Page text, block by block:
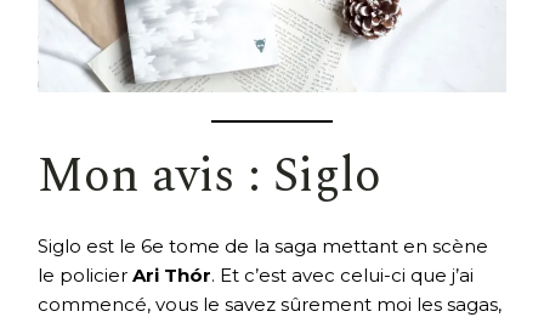
Mon avis : Siglo
Siglo est le 6e tome de la saga mettant en scène
le policierAri Thór. Et c’est avec celui-ci que j’ai
commencé, vous le savez sûrement moi les sagas,